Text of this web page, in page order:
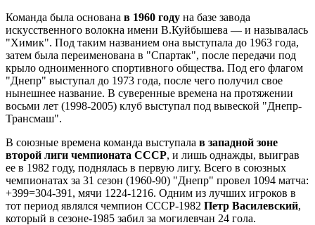
Команда была основана в 1960 году на базе завода
искусственного волокна имени В.Куйбышева — и называлась
"Химик". Под таким названием она выступала до 1963 года,
затем была переименована в "Спартак", после передачи под
крыло одноименного спортивного общества. Под его флагом
"Днепр" выступал до 1973 года, после чего получил свое
нынешнее название. В суверенные времена на протяжении
восьми лет (1998-2005) клуб выступал под вывеской "Днепр-
Трансмаш".
В союзные времена команда выступала в западной зоне
второй лиги чемпионата СССР, и лишь однажды, выиграв
ее в 1982 году, поднялась в первую лигу. Всего в союзных
чемпионатах за 31 сезон (1960-90) "Днепр" провел 1094 матча:
+399=304-391, мячи 1224-1216. Одним из лучших игроков в
тот период являлся чемпион СССР-1982 Петр Василевский,
который в сезоне-1985 забил за могилевчан 24 гола.